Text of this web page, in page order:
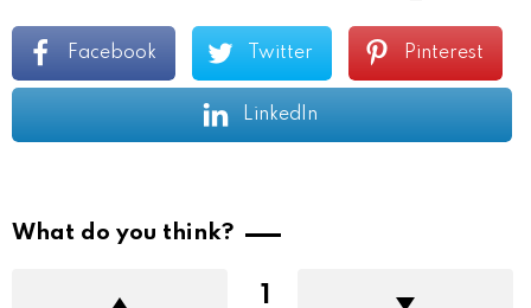
Facebook Twitter Pinterest
LinkedIn
What do you think?